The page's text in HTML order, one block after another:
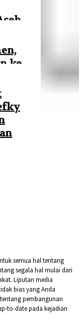
ke
semua hal tentang
segala hal mulai dari
Liputan media
bias yang Anda
pembangunan
to-date pada kejadian